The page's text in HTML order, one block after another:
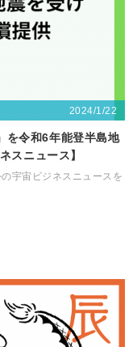
2024/1/22
を令和6年能登半島地
スニュース】
宇宙ビジネスニュースを